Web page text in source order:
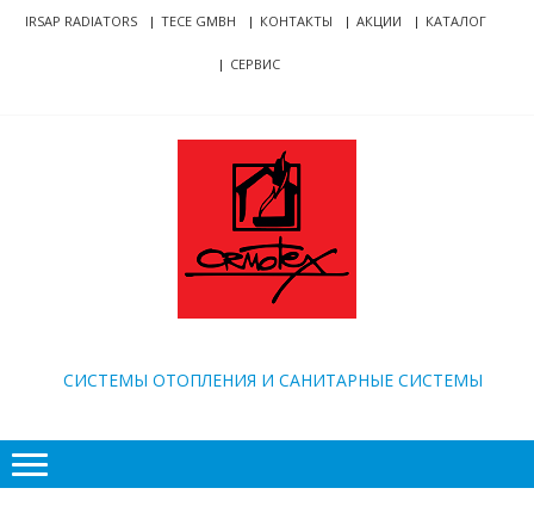
Skip
SkipIRSAP RADIATORS TECE GMBH КОНТАКТЫ АКЦИИ КАТАЛОГ
СЕРВИС
CИСТЕМЫ ОТОПЛЕНИЯ И САНИТАРНЫЕ СИСТЕМЫ